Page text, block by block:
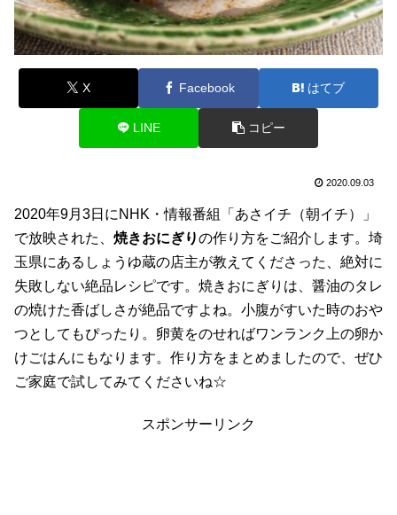
X Facebook はてブ
LINE コピー
2020.09.03
2020年9月3日にNHK・情報番組「あさイチ（朝イチ）」
で放映された、 焼きおにぎりの作り方をご紹介します。埼
玉県にあるしょうゆ蔵の店主が教えてくださった、絶対に
失敗しない絶品レシピです。焼きおにぎりは、醤油のタレ
の焼けた香ばしさが絶品ですよね。小腹がすいた時のおや
つとしてもぴったり。卵黄をのせればワンランク上の卵か
けごはんにもなります。作り方をまとめましたので、ぜひ
ご家庭で試してみてくださいね☆
スポンサーリンク